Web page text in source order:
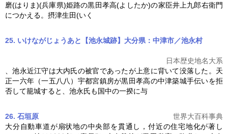
磨(はりま)(兵庫県)姫路の黒田孝高(よしたか)の家臣井上九郎右衛門
につかえる。摂津生田(いく
25. いけながじょうあと【池永城跡】大分県：中津市／池永村
日本歴史地名大系
、池永近江守は大内氏の被官であったが上意に背いて没落した。天
正一六年（一五八八）宇都宮鎮房が黒田孝高の中津築城手伝いを拒
否して籠城すると、池永氏も国中の一揆に与
26. 石垣原
世界大百科事典
大分自動車道が扇状地の中央部を貫通し，付近の住宅地化が著し